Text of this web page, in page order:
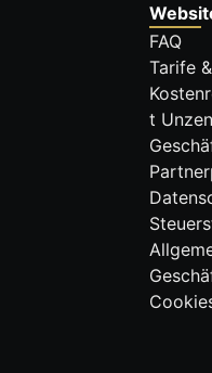
FAQ
Tarife
t